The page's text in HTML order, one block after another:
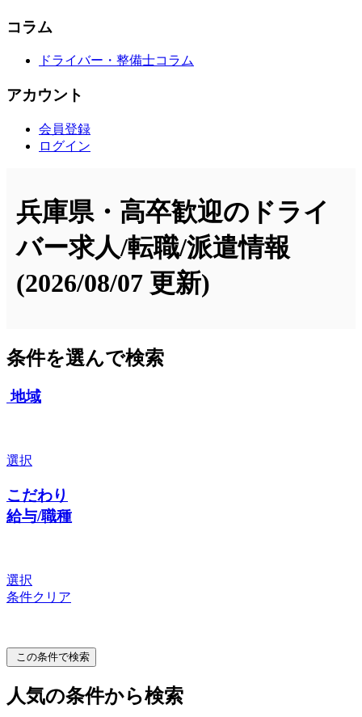
コラム
ドライバー・整備士コラム
アカウント
会員登録
ログイン
兵庫県・高卒歓迎のドライ
バー求人/転職/派遣情報
(2026/08/07 更新)
条件を選んで検索
地域
選択
こだわり
給与/職種
選択
条件クリア
この条件で検索
人気の条件から検索